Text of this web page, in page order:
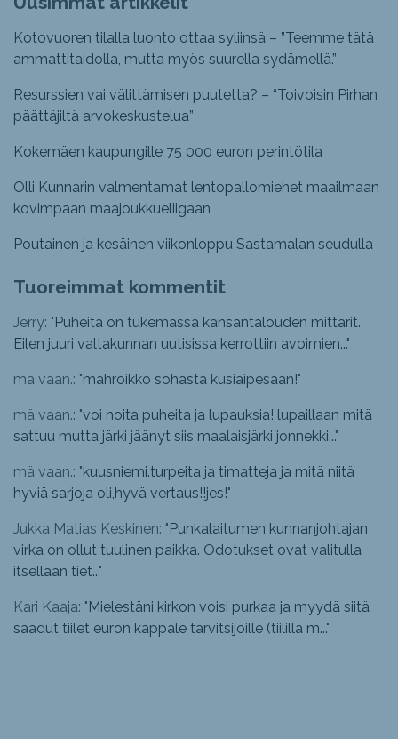
Kotovuoren tilalla luonto ottaa syliinsä – ”Teemme tätä
ammattitaidolla, mutta myös suurella sydämellä.”
Resurssien vai välittämisen puutetta? – “Toivoisin Pirhan
päättäjiltä arvokeskustelua”
Kokemäen kaupungille 75 000 euron perintötila
Olli Kunnarin valmentamat lentopallomiehet maailmaan
kovimpaan maajoukkueliigaan
Poutainen ja kesäinen viikonloppu Sastamalan seudulla
Tuoreimmat kommentit
Jerry: "Puheita on tukemassa kansantalouden mittarit.
Eilen juuri valtakunnan uutisissa kerrottiin avoimien..."
mä vaan.: "mahroikko sohasta kusiaipesään!"
mä vaan.: "voi noita puheita ja lupauksia! lupaillaan mitä
sattuu mutta järki jäänyt siis maalaisjärki jonnekki..."
mä vaan.: "kuusniemi.turpeita ja timatteja ja mitä niitä
hyviä sarjoja oli,hyvä vertaus!!jes!"
Jukka Matias Keskinen: "Punkalaitumen kunnanjohtajan
virka on ollut tuulinen paikka. Odotukset ovat valitulla
itsellään tiet..."
Kari Kaaja: "Mielestäni kirkon voisi purkaa ja myydä siitä
saadut tiilet euron kappale tarvitsijoille (tiilillä m..."